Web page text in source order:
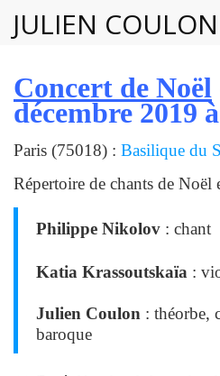
JULIEN COULON
Concert de Noël
décembre 2019
Paris (75018) : Basilique du
Répertoire de chants de Noël
Philippe Nikolov : chant
Katia Krassoutskaïa :
Julien Coulon : théorbe,
baroque